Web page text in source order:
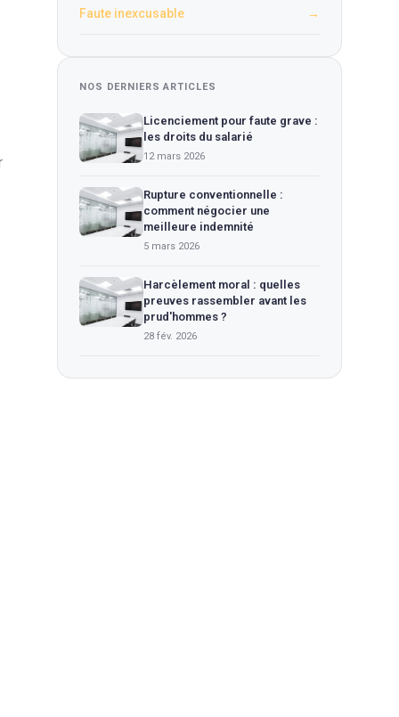
Faute inexcusable →
NOS DERNIERS ARTICLES
Licenciement pour faute grave :
les droits du salarié
12 mars 2026
Rupture conventionnelle :
comment négocier une
meilleure indemnité
5 mars 2026
Harcèlement moral : quelles
preuves rassembler avant les
prud'hommes ?
28 fév. 2026